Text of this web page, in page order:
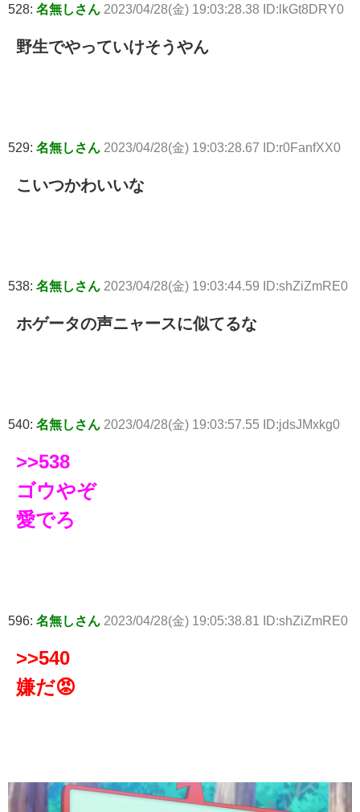
528: 名無しさん 2023/04/28(金) 19:03:28.38 ID:lkGt8DRY0
野生でやっていけそうやん
529: 名無しさん 2023/04/28(金) 19:03:28.67 ID:r0FanfXX0
こいつかわいいな
538: 名無しさん 2023/04/28(金) 19:03:44.59 ID:shZiZmRE0
ホゲータの声ニャースに似てるな
540: 名無しさん 2023/04/28(金) 19:03:57.55 ID:jdsJMxkg0
>>538
ゴウやぞ
愛でろ
596: 名無しさん 2023/04/28(金) 19:05:38.81 ID:shZiZmRE0
>>540
嫌だ😡